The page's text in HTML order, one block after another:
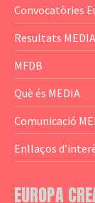
Convocatòries
— Content
— Business
— Audience
— Altres
Resultats MEDIA
MFDB
Què és MEDIA
— El
— Agència
Comunicació
— Estrenes a
Enllaços
EUROPA